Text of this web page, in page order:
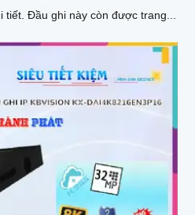
được hình ảnh sắc nét và chi tiết. Đầu ghi này còn được trang...